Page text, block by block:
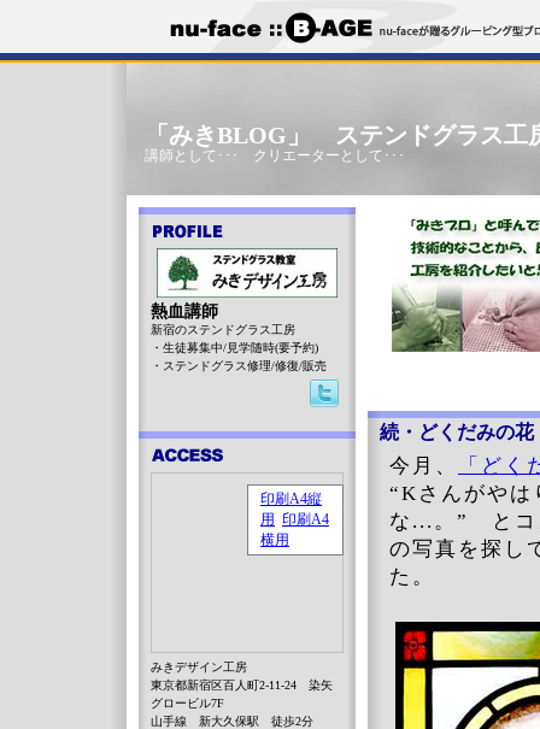
「みきBLOG」 ステンドグラス工
講師として･･･ クリエーターとして･･･
続・どくだみの花
今月、
「ど
“Kさんがやは
な...。” とコ
の写真を探し
た。
熱血講師
新宿のステンドグラス工房
・生徒募集中/見学随時(要予約)
・ステンドグラス修理/修復/販売
みきデザイン工房
東京都新宿区百人町2-11-24 染矢
グロービル7F
山手線 新大久保駅 徒歩2分